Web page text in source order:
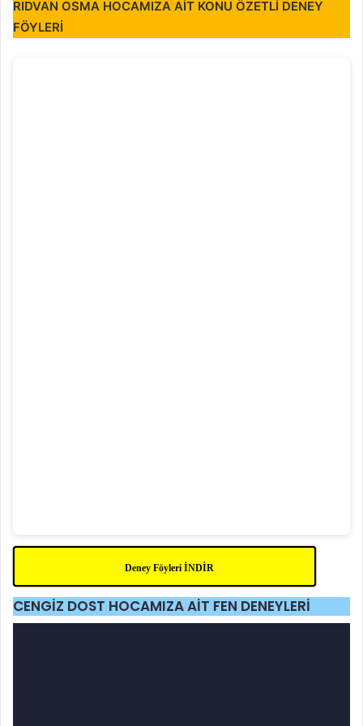
RIDVAN OSMA HOCAMIZA AİT KONU ÖZETLİ DENEY
FÖYLERİ
Deney Föyleri İNDİR
CENGİZ DOST HOCAMIZA AİT FEN DENEYLERİ